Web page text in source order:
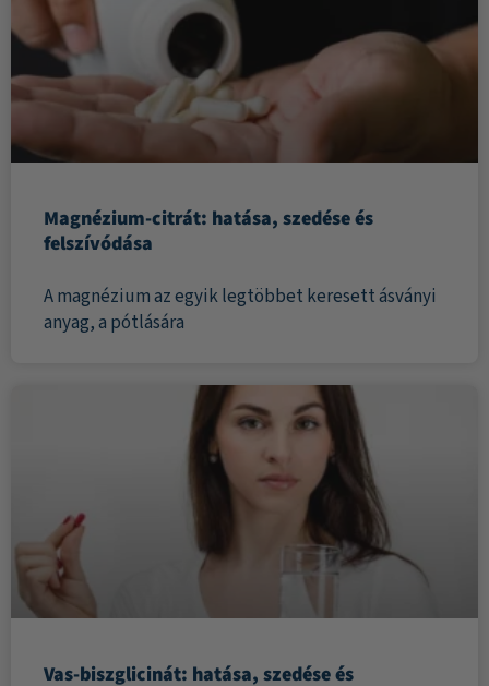
Magnézium-citrát: hatása, szedése és
felszívódása
A magnézium az egyik legtöbbet keresett ásványi
anyag, a pótlására
Vas-biszglicinát: hatása, szedése és